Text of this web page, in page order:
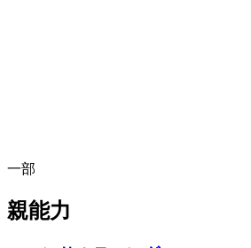
一部
親能力